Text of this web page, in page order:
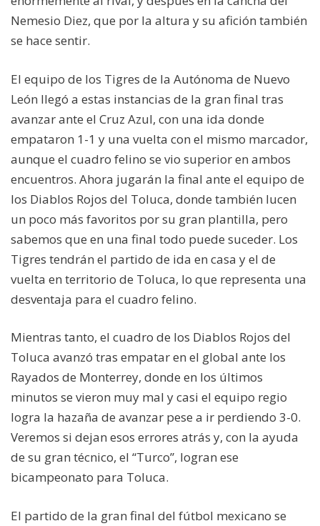
Nemesio Diez, que por la altura y su afición también
se hace sentir.
El equipo de los Tigres de la Autónoma de Nuevo
León llegó a estas instancias de la gran final tras
avanzar ante el Cruz Azul, con una ida donde
empataron 1-1 y una vuelta con el mismo marcador,
aunque el cuadro felino se vio superior en ambos
encuentros. Ahora jugarán la final ante el equipo de
los Diablos Rojos del Toluca, donde también lucen
un poco más favoritos por su gran plantilla, pero
sabemos que en una final todo puede suceder. Los
Tigres tendrán el partido de ida en casa y el de
vuelta en territorio de Toluca, lo que representa una
desventaja para el cuadro felino.
Mientras tanto, el cuadro de los Diablos Rojos del
Toluca avanzó tras empatar en el global ante los
Rayados de Monterrey, donde en los últimos
minutos se vieron muy mal y casi el equipo regio
logra la hazaña de avanzar pese a ir perdiendo 3-0.
Veremos si dejan esos errores atrás y, con la ayuda
de su gran técnico, el “Turco”, logran ese
bicampeonato para Toluca.
El partido de la gran final del fútbol mexicano se